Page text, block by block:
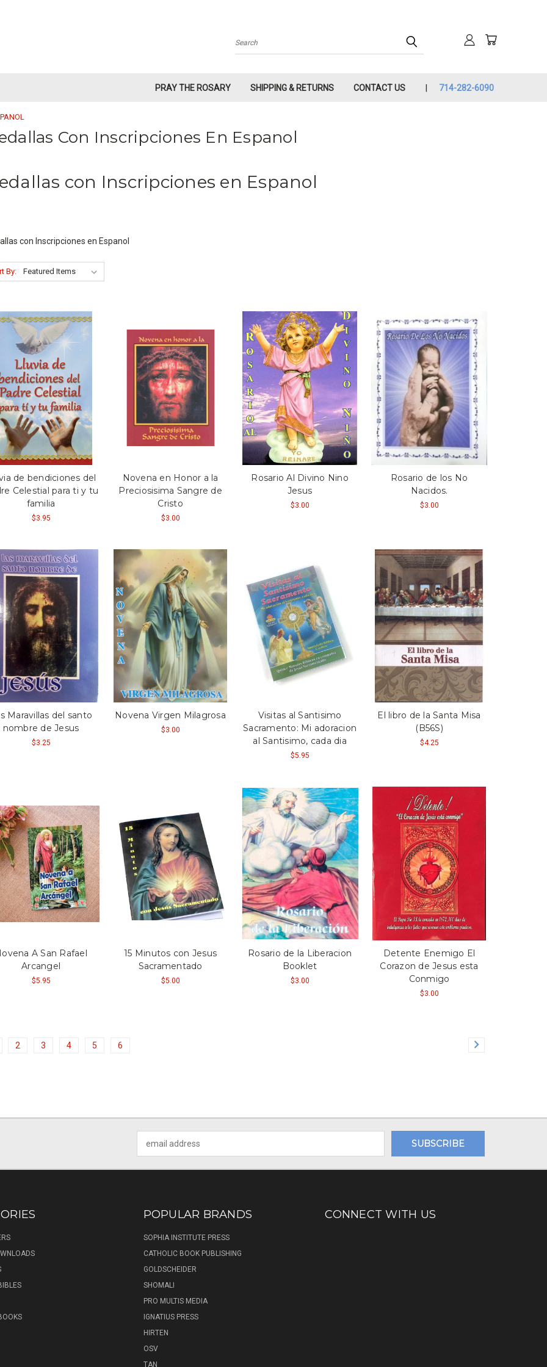
Search
PRAY THE ROSARY SHIPPING & RETURNS CONTACT US 714-282-6090
Con Inscripciones En Espanol
con Inscripciones en Espanol
con Inscripciones en Espanol
By:
de bendiciones del
Celestial para ti y tu
familia
$3.95
Novena en Honor a la
Preciosisima Sangre de
Cristo
$3.00
Rosario Al Divino Nino
Jesus
$3.00
Rosario de los No
Nacidos.
$3.00
Maravillas del santo
nombre de Jesus
$3.25
Novena Virgen Milagrosa
$3.00
Visitas al Santisimo
Sacramento: Mi adoracion
al Santisimo, cada dia
$5.95
El libro de la Santa Misa
(B56S)
$4.25
A San Rafael
Arcangel
$5.95
15 Minutos con Jesus
Sacramentado
$5.00
Rosario de la Liberacion
Booklet
$3.00
Detente Enemigo El
Corazon de Jesus esta
Conmigo
$3.00
2 3 4 5 6
Address
POPULAR BRANDS
SOPHIA INSTITUTE PRESS
CATHOLIC BOOK PUBLISHING
GOLDSCHEIDER
SHOMALI
PRO MULTIS MEDIA
IGNATIUS PRESS
HIRTEN
OSV
TAN
CONNECT WITH US